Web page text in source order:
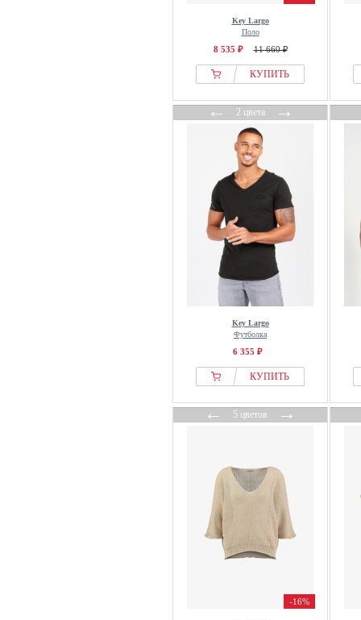
Key Largo
Поло
8 535 ₽ 11 660 ₽
КУПИТЬ
←2 цвета→
Key Largo
Футболка
6 355 ₽
КУПИТЬ
←5 цветов→
-16%